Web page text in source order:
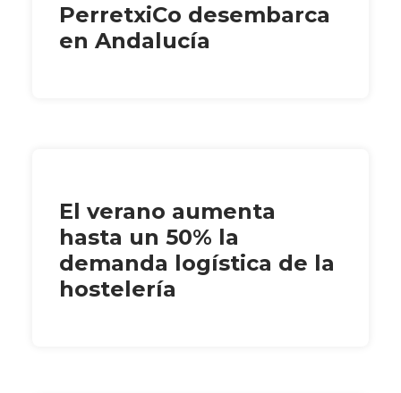
PerretxiCo desembarca
en Andalucía
El verano aumenta
hasta un 50% la
demanda logística de la
hostelería